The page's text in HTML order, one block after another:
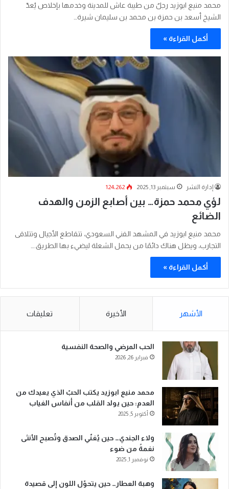
محمد منيع ابوزيد رجلٌ من طيبة عاش للمدينة وخدمها بإخلاص يُعدّ
الشيخ أسعد بن حمزة بن محمد بن سليمان شيرة…
أكمل القراءة »
إدارة النشر سبتمبر 13, 2025 124٬262
لؤي محمد حمزة… بين أصابع الزمن والهدف
الضائع
محمد منيع ابوزيد في المشهد الفني السعودي، تتقاطع الأجيال وتتلاقى
التجارب، ويظل هناك دائمًا من يحمل الشعلة ليضيء بها الطريق.…
أكمل القراءة »
الأشهر الأخيرة تعليقات
الحب المرضي والصحة النفسية
فبراير 26, 2026
محمد منيع ابوزيد يكتب الحبّ الذي يعيدك من
العدم: حين يولد القلب من أنفاس الغياب
أكتوبر 5, 2025
ولاء الجندي… حين يُغنّي الصدق وتُصبح الأنثى
نغمةً من ضوء
نوفمبر 1, 2025
وهبة العطار… حين يتحوّل اللون إلى قصيدة